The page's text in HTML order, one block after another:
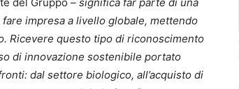
impresa a livello globale, mettendo
Ricevere questo tipo di riconoscimento
di innovazione sostenibile portato
dal settore biologico, all’acquisto di